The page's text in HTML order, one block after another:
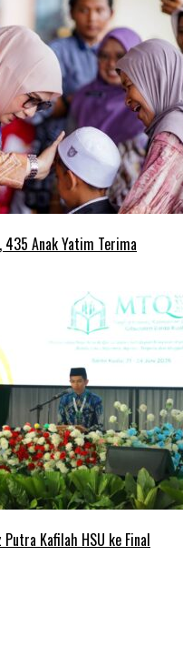
Anak Yatim Terima
Kafilah HSU ke Final